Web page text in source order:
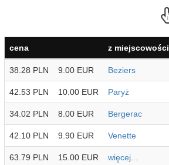
cena z miejscowości
38.28 PLN 9.00 EUR Beziers
42.53 PLN 10.00 EUR Paryż
34.02 PLN 8.00 EUR Bergerac
42.10 PLN 9.90 EUR Venette
63.79 PLN 15.00 EUR więcej...